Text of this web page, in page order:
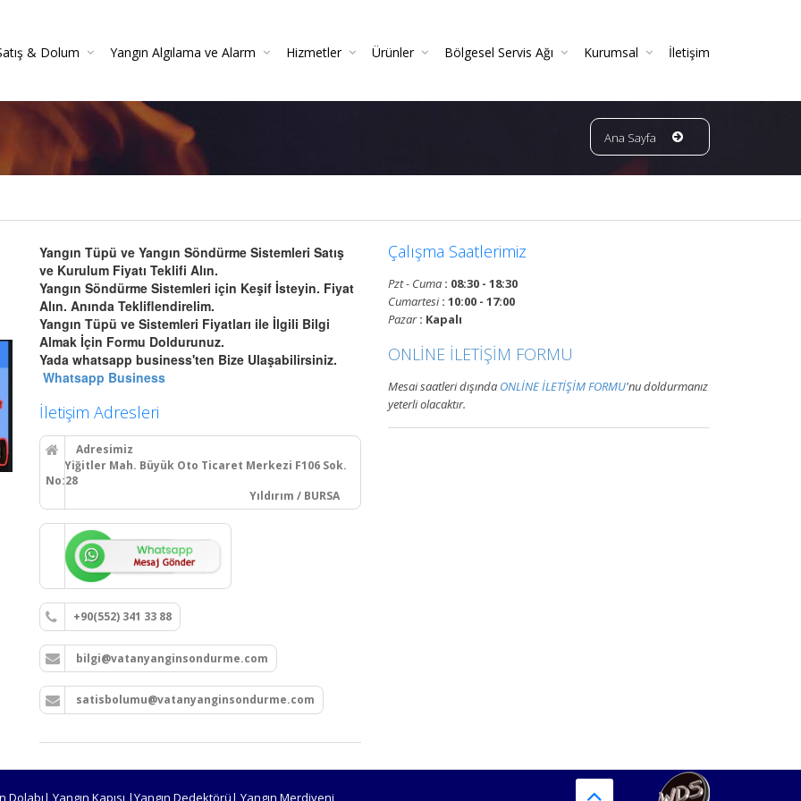
& Dolum Yangın Algılama ve Alarm Hizmetler Ürünler Bölgesel Servis Ağı Kurumsal İletişim
Ana Sayfa
Yangın Tüpü ve Yangın Söndürme Sistemleri Satış
ve Kurulum Fiyatı Teklifi Alın.
Yangın Söndürme Sistemleri için Keşif İsteyin. Fiyat
Alın. Anında Tekliflendirelim.
Yangın Tüpü ve Sistemleri Fiyatları ile İlgili Bilgi
Almak İçin Formu Doldurunuz.
Yada whatsapp business'ten Bize Ulaşabilirsiniz.
Whatsapp Business
İletişim Adresleri
Adresimiz
Yiğitler Mah. Büyük Oto Ticaret Merkezi F106 Sok.
No:28
Yıldırım / BURSA
+90(552) 341 33 88
bilgi@vatanyanginsondurme.com
satisbolumu@vatanyanginsondurme.com
Çalışma Saatlerimiz
Pzt - Cuma : 08:30 - 18:30
Cumartesi: 10:00 - 17:00
Pazar: Kapalı
ONLİNE İLETİŞİM FORMU
Mesai saatleri dışında ONLİNE İLETİŞİM FORMU'nu doldurmanız
yeterli olacaktır.
Yangın Kapısı |Yangın Dedektörü| Yangın Merdiveni